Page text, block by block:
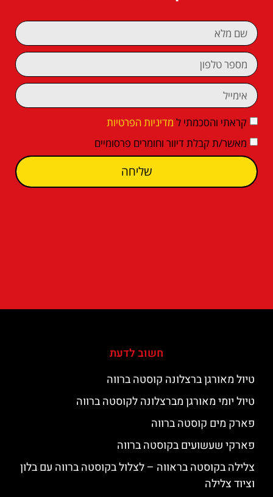
קראתי והסכמתי ל מדיניות הפרטיות
מאשר/ת קבלת דיוור וחומרים פרסומיים
שליחה
חשוב לדעת
טיול מאורגן ברצלונה קוסטה ברווה
טיול יומי מאורגן מברצלונה לקוסטה ברווה
פארק מים קוסטה ברווה
פארקי שעשועים בקוסטה ברווה
צלילה בקוסטה בראווה – לצלול בקוסטה ברווה עם בלון
וציוד צלילה